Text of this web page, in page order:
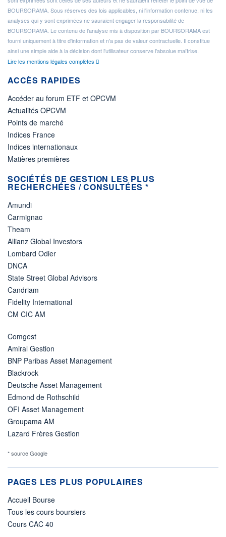
BOURSORAMA. Sous réserves des lois applicables, ni l'information contenue, ni les
analyses qui y sont exprimées ne sauraient engager la responsabilité de
BOURSORAMA. Le contenu de l'analyse mis à disposition par BOURSORAMA est
fourni uniquement à titre d'information et n'a pas de valeur contractuelle. Il constitue
ainsi une simple aide à la décision dont l'utilisateur conserve l'absolue maîtrise.
Lire les mentions légales complètes
ACCÈS RAPIDES
Accéder au forum ETF et OPCVM
Actualités OPCVM
Points de marché
Indices France
Indices internationaux
Matières premières
SOCIÉTÉS DE GESTION LES PLUS
RECHERCHÉES / CONSULTÉES *
Amundi
Carmignac
Theam
Allianz Global Investors
Lombard Odier
DNCA
State Street Global Advisors
Candriam
Fidelity International
CM CIC AM
Comgest
Amiral Gestion
BNP Paribas Asset Management
Blackrock
Deutsche Asset Management
Edmond de Rothschild
OFI Asset Management
Groupama AM
Lazard Frères Gestion
* source Google
PAGES LES PLUS POPULAIRES
Accueil Bourse
Tous les cours boursiers
Cours CAC 40